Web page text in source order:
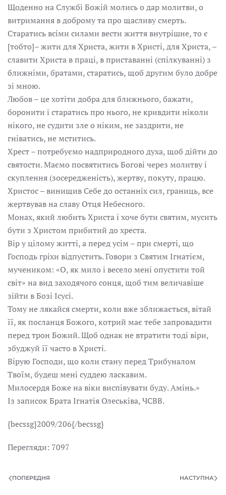
Щоденно на Службі Божій молись о дар молитви, о
витримання в доброму та про щасливу смерть.
Старатись всіми силами вести життя внутрішне, то є
[тобто]– жити для Христа, жити в Христі, для Христа, –
славити Христа в праці, в приставанні (спілкуванні) з
ближніми, братами, старатись, щоб другим було добре
зі мною.
Любов – це хотіти добра для ближнього, бажати,
боронити і старатись про нього, не кривдити ніколи
нікого, не судити зле о ніким, не заздрити, не
гніватись, не мститись.
Хрест – потребуємо надприродного духа, щоб дійти до
святости. Маємо посвятитись Богові через молитву і
скуплення (зосередженість), жертву, покуту, працю.
Христос – винищив Себе до останніх сил, границь, все
жертвував на славу Отця Небесного.
Монах, який любить Христа і хоче бути святим, мусить
бути з Христом прибитий до хреста.
Вір у цілому житті, а перед усім – при смерті, що
Господь гріхи відпустить. Говори з Святим Ігнатієм,
мучеником: «О, як мило і весело мені опустити той
світ» на вид заходячого сонця, щоб тим величавіше
зійти в Бозі Ісусі.
Тому не лякайся смерти, коли вже зближається, вітай
її, як посланця Божого, котрий має тебе запровадити
перед трон Божий. Щоб однак не втратити тоді віри,
збуджуй її часто в Христі.
Вірую Господи, що коли стану перед Трибуналом
Твоїм, будеш мені суддею ласкавим.
Милосердя Боже на віки виспівувати буду. Амінь.»
Із записок Брата Ігнатія Олеськіва, ЧСВВ.
{becssg}2009/206{/becssg}
Перегляди: 7097
ПОПЕРЕДНЯ НАСТУПНА